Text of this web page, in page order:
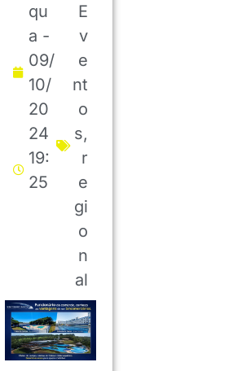
qu
a -
09/
10/
20
24
19:
25
E
v
e
nt
o
s,
r
e
gi
o
n
al